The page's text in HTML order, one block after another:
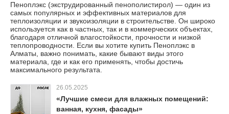
Пеноплэкс (экструдированный пенополистирол) — один из
самых популярных и эффективных материалов для
теплоизоляции и звукоизоляции в строительстве. Он широко
используется как в частных, так и в коммерческих объектах,
благодаря отличной влагостойкости, прочности и низкой
теплопроводности. Если вы хотите купить Пеноплэкс в
Алматы, важно понимать, какие бывают виды этого
материала, где и как его применять, чтобы достичь
максимального результата.
26.05.2025
«Лучшие смеси для влажных помещений:
ванная, кухня, фасады»